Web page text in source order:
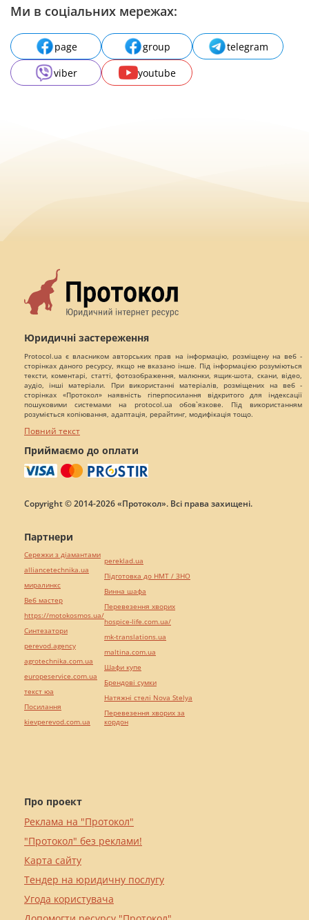
Ми в соціальних мережах:
page group
telegram
viber
youtube
Юридичні застереження
Protocol.ua є власником авторських прав на інформацію, розміщену на веб -
сторінках даного ресурсу, якщо не вказано інше. Під інформацією розуміються
тексти, коментарі, статті, фотозображення, малюнки, ящик-шота, скани, відео,
аудіо, інші матеріали. При використанні матеріалів, розміщених на веб -
сторінках «Протокол» наявність гіперпосилання відкритого для індексації
пошуковими системами на protocol.ua обов`язкове. Під використанням
розуміється копіювання, адаптація, рерайтинг, модифікація тощо.
Повний текст
Приймаємо до оплати
Copyright © 2014-2026 «Протокол». Всі права захищені.
Про проект
Реклама на "Протокол"
"Протокол" без реклами!
Карта сайту
Тендер на юридичну послугу
Угода користувача
Партнери
Сережки з діамантами
alliancetechnika.ua
миралинкс
Веб мастер
https://motokosmos.ua/
Синтезатори
perevod.agency
agrotechnika.com.ua
europeservice.com.ua
текст юа
Посилання
kievperevod.com.ua
pereklad.ua
Підготовка до НМТ / ЗНО
Винна шафа
Перевезення хворих
hospice-life.com.ua/
mk-translations.ua
maltina.com.ua
Шафи купе
Брендові сумки
Натяжні стелі Nova Stelya
Перевезення хворих за
кордон